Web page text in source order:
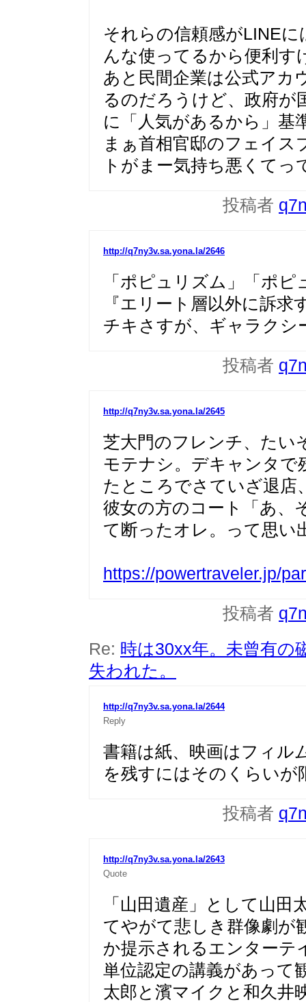
それらの信頼感がLINE
んな使ってるから便利す
あと民間企業は公式アカ
るのだろうけど、政府が
に「人気があるから」基
まぁ首相官邸のフェイ
トがまー気持ち悪くてっ
投稿者
http://q7ny3v.sa.yona.la/2646
「ポピュリズム」「ポピ
『エリート層以外に訴
チキさすが、ギャラクシ
投稿者
http://q7ny3v.sa.yona.la/2645
芝大門のフレンチ、たい
モテナシ。デキャンタで
たところでさていざ退店
彼女の方のコート「あ、
て断ったオレ。って思い
https://powertraveler.jp/
投稿者
Re: 時は30xx年。未曾有の
失われた。
http://q7ny3v.sa.yona.la/2644
Reply
書籍は紙、映画はフィル
を残すにはそのくらいが
投稿者
http://q7ny3v.sa.yona.la/2643
Quote
「山田遺産」として山
てやがて悲しき群像劇が
か提示されるエンターテ
単位認定の講義があって
太郎と濱マイクと和久井